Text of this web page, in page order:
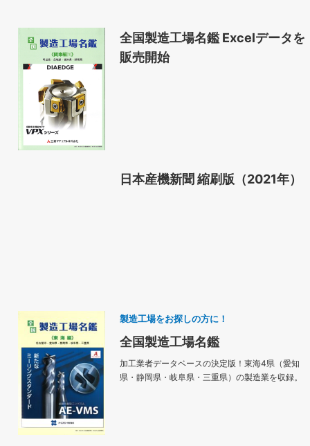
全国製造工場名鑑 Excelデータを
販売開始
日本産機新聞 縮刷版（2021年）
製造工場をお探しの方に！
全国製造工場名鑑
加工業者データベースの決定版！東海4県（愛知
県・静岡県・岐阜県・三重県）の製造業を収録。